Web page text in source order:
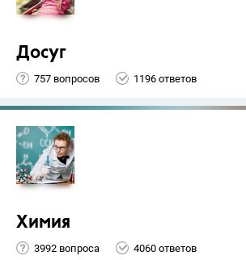
Досуг
757 вопросов 1196 ответов
Химия
3992 вопроса 4060 ответов